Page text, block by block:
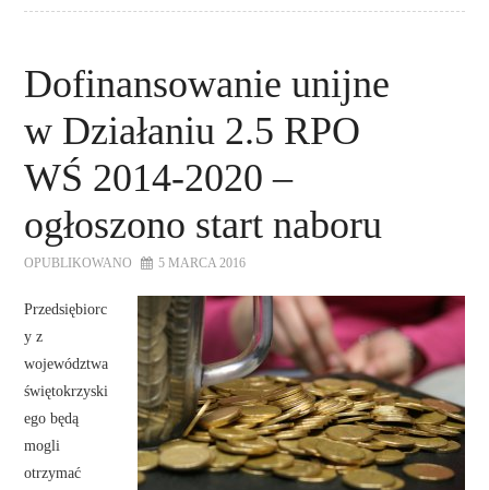
Dofinansowanie unijne
w Działaniu 2.5 RPO
WŚ 2014-2020 –
ogłoszono start naboru
OPUBLIKOWANO 5 MARCA 2016
Przedsiębiorc
y z
województwa
świętokrzyski
ego będą
mogli
otrzymać